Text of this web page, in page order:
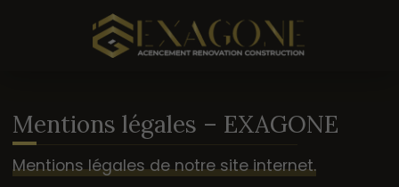
Mentions légales – EXAGONE
Mentions légales de notre site internet.